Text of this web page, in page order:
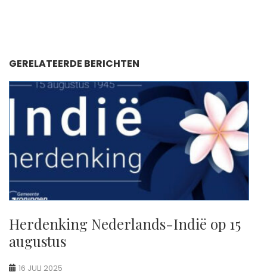
GERELATEERDE BERICHTEN
Herdenking Nederlands-Indië op 15
augustus
16 JULI 2025